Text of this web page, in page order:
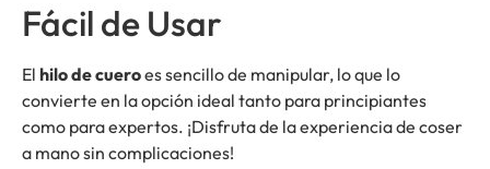
Fácil de Usar
El hilo de cueroes sencillo de manipular, lo que lo
convierte en la opción ideal tanto para principiantes
como para expertos. ¡Disfruta de la experiencia de coser
a mano sin complicaciones!